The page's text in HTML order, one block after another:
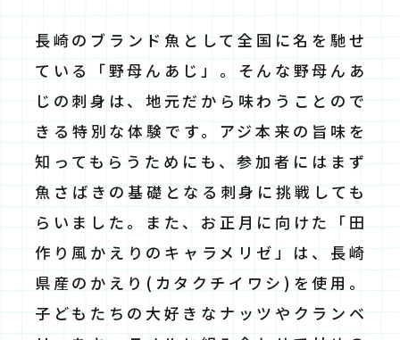
長崎のブランド魚として全国に名を馳せ
ている「野母んあじ」。そんな野母んあ
じの刺身は、地元だから味わうことので
きる特別な体験です。アジ本来の旨味を
知ってもらうためにも、参加者にはまず
魚さばきの基礎となる刺身に挑戦しても
らいました。また、お正月に向けた「田
作り風かえりのキャラメリゼ」は、長崎
県産のかえり(カタクチイワシ)を使用。
子どもたちの大好きなナッツやクランベ